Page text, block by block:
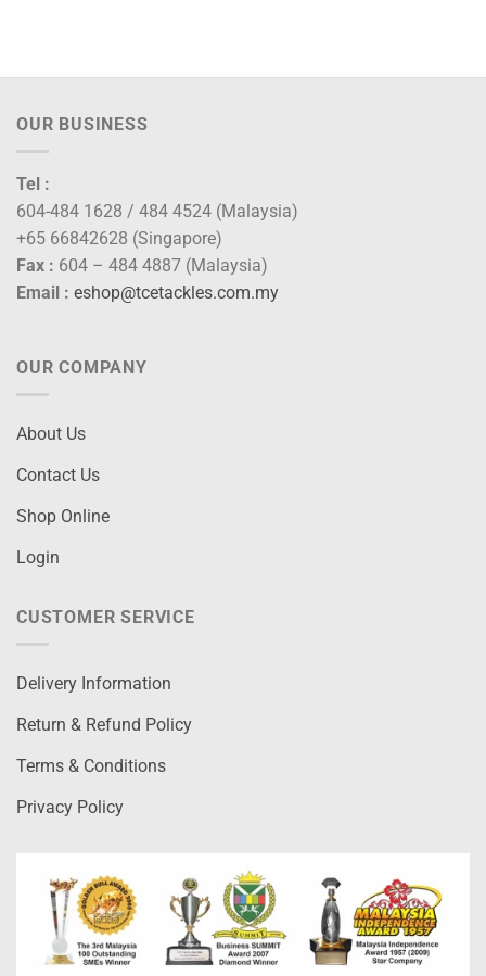
OUR BUSINESS
Tel :
604-484 1628 / 484 4524 (Malaysia)
+65 66842628 (Singapore)
Fax : 604 – 484 4887 (Malaysia)
Email : eshop@tcetackles.com.my
OUR COMPANY
About Us
Contact Us
Shop Online
Login
CUSTOMER SERVICE
Delivery Information
Return & Refund Policy
Terms & Conditions
Privacy Policy